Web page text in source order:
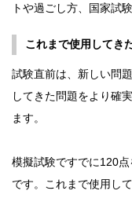
トや過ごし方、国家試
これまで使用してき
試験直前は、新しい問
してきた問題をより確
ます。
模擬試験ですでに120
です。これまで使用し